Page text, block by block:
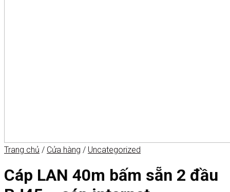
Trang chủ / Cửa hàng / Uncategorized
Cáp LAN 40m bấm sẵn 2 đầu